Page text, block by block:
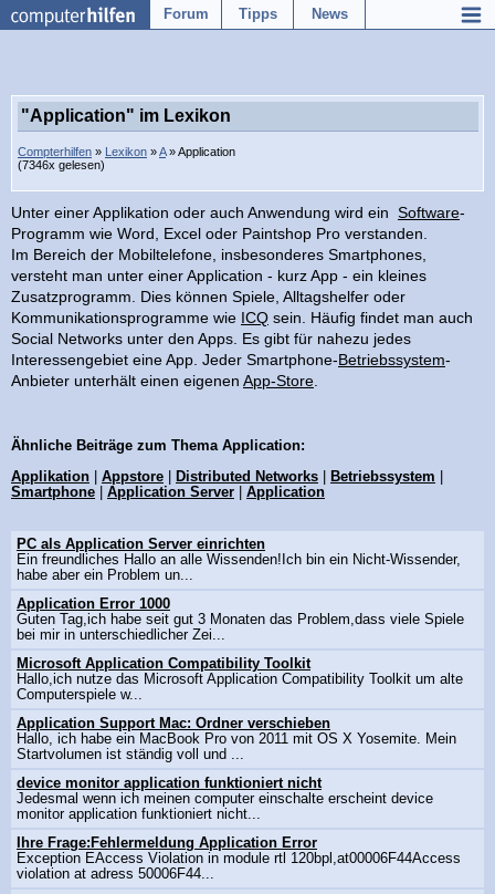
Forum Tipps News
"Application" im Lexikon
Compterhilfen » Lexikon »A» Application
(7346x gelesen)
Unter einer Applikation oder auch Anwendung wird ein Software-
Programm wie Word, Excel oder Paintshop Pro verstanden.
Im Bereich der Mobiltelefone, insbesonderes Smartphones,
versteht man unter einer Application - kurz App - ein kleines
Zusatzprogramm. Dies können Spiele, Alltagshelfer oder
Kommunikationsprogramme wie ICQ sein. Häufig findet man auch
Social Networks unter den Apps. Es gibt für nahezu jedes
Interessengebiet eine App. Jeder Smartphone-Betriebssystem-
Anbieter unterhält einen eigenen App-Store
Ähnliche Beiträge zum Thema Application:
Applikation
Appstore Distributed Networks Betriebssystem
Smartphone
Application Server Application
PC als Application Server einrichten
Ein freundliches Hallo an alle Wissenden!Ich bin ein Nicht-Wissender,
habe aber ein Problem un...
Application Error 1000
Guten Tag,ich habe seit gut 3 Monaten das Problem,dass viele Spiele
bei mir in unterschiedlicher Zei...
Microsoft Application Compatibility Toolkit
Hallo,ich nutze das Microsoft Application Compatibility Toolkit um alte
Computerspiele w...
Application Support Mac: Ordner verschieben
Hallo, ich habe ein MacBook Pro von 2011 mit OS X Yosemite. Mein
Startvolumen ist ständig voll und ...
device monitor application funktioniert nicht
Jedesmal wenn ich meinen computer einschalte erscheint device
monitor application funktioniert nicht...
Ihre Frage:Fehlermeldung Application Error
Exception EAccess Violation in module rtl 120bpl,at00006F44Access
violation at adress 50006F44...